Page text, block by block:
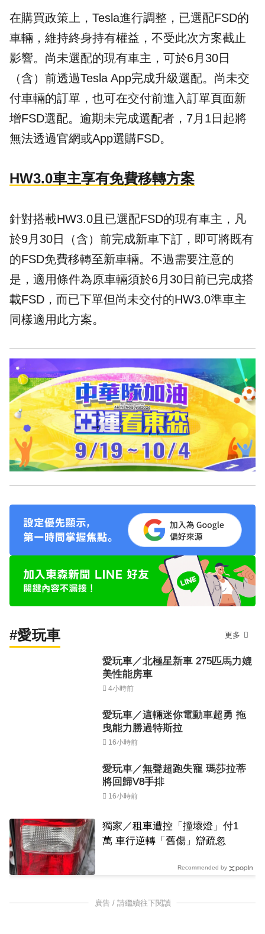
在購買政策上，Tesla進行調整，已選配FSD的
車輛，維持終身持有權益，不受此次方案截止
影響。尚未選配的現有車主，可於6月30日
（含）前透過Tesla App完成升級選配。尚未交
付車輛的訂單，也可在交付前進入訂單頁面新
增FSD選配。逾期未完成選配者，7月1日起將
無法透過官網或App選購FSD。
HW3.0車主享有免費移轉方案
針對搭載HW3.0且已選配FSD的現有車主，凡
於9月30日（含）前完成新車下訂，即可將既有
的FSD免費移轉至新車輛。不過需要注意的
是，適用條件為原車輛須於6月30日前已完成搭
載FSD，而已下單但尚未交付的HW3.0準車主
同樣適用此方案。
#愛玩車 更多
愛玩車／北極星新車 275匹馬力媲
美性能房車
4小時前
愛玩車／這輛迷你電動車超勇 拖
曳能力勝過特斯拉
16小時前
愛玩車／無聲超跑失寵 瑪莎拉蒂
將回歸V8手排
16小時前
獨家／租車遭控「撞壞燈」付1
萬 車行逆轉「舊傷」辯疏忽
Recommended by
廣告 / 請繼續往下閱讀